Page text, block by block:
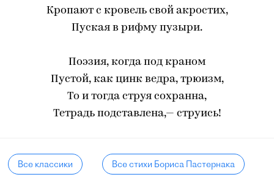
Кропают с кровель свой акростих,
Пуская в рифму пузыри.
Поэзия, когда под краном
Пустой, как цинк ведра, трюизм,
То и тогда струя сохранна,
Тетрадь подставлена,— струись!
Все классики Все стихи Бориса Пастернака